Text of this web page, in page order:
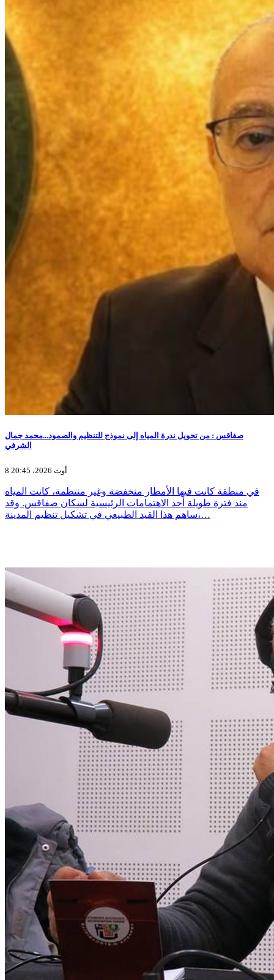
صفاقس : من تحويل ندرة المياه إلى نموذج للتنظيم والصمود...محمد جمال
الشرفي
8 أوت 2026، 20:45
في منطقة كانت فيها الأمطار منخفضة وغير منتظمة، كانت المياه
منذ فترة طويلة أحد الاهتمامات الرئيسية لسكان صفاقس. وقد
ساهم هذا القيد الطبيعي في تشكيل تنظيم المدينة،…